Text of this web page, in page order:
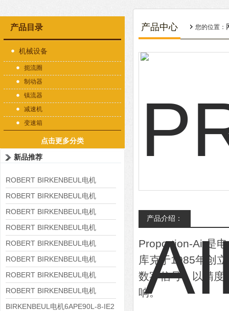
产品目录
机械设备
扼流圈
制动器
镇流器
减速机
变速箱
点击更多分类
新品推荐
ROBERT BIRKENBEUL电机
8APE225M-4-IE3
ROBERT BIRKENBEUL电机
8APE180L-4 IE3
ROBERT BIRKENBEUL电机
8APE160M-6 IE3
ROBERT BIRKENBEUL电机
8APE160L-4-IE3
ROBERT BIRKENBEUL电机
8APE112M-6K-IE3
ROBERT BIRKENBEUL电机
8APE100L-2 IE3
ROBERT BIRKENBEUL电机
8APE90S-4 IE3
ROBERT BIRKENBEUL电机
8APE80M-2K-IE3
BIRKENBEUL电机6APE90L-8-IE2
产品中心 您的位置：
产品介绍：
Proportion-Air是
库克于1985年创
数字信号，以精度
响。